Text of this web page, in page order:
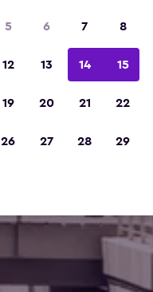
5 6 7 8
12 13 14 15
19 20 21 22
26 27 28 29